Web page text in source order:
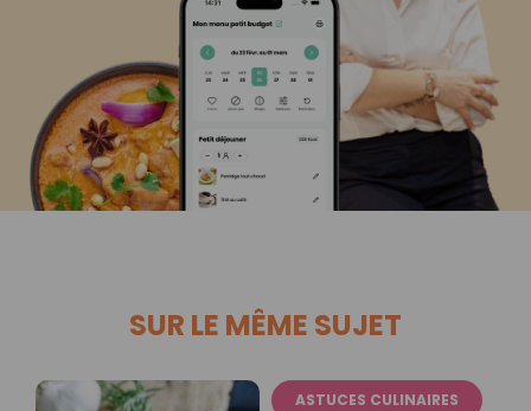
SUR LE MÊME SUJET
ASTUCES CULINAIRES